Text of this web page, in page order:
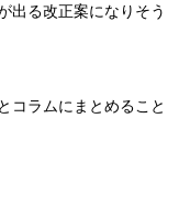
出る改正案になりそう
とコラムにまとめること